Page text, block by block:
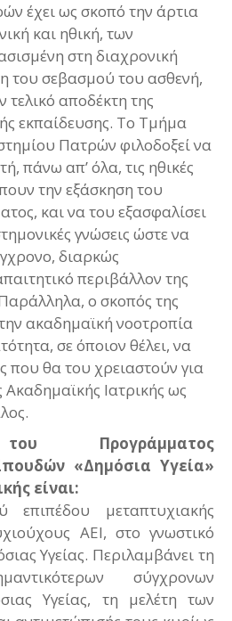
έχει ως σκοπό την άρτια
και ηθική, των
στη διαχρονική
του σεβασμού του ασθενή,
τελικό αποδέκτη της
εκπαίδευσης. Το Τμήμα
Πατρών φιλοδοξεί να
πάνω απ’ όλα, τις ηθικές
την εξάσκηση του
και να του εξασφαλίσει
γνώσεις ώστε να
διαρκώς
περιβάλλον της
ο σκοπός της
ακαδημαϊκή νοοτροπία
σε όποιον θέλει, να
που θα του χρειαστούν για
Ιατρικής ως
Προγράμματος
«Δημόσια Υγεία»
είναι:
μεταπτυχιακής
ΑΕΙ, στο γνωστικό
Υγείας. Περιλαμβάνει τη
σύγχρονων
Υγείας, τη μελέτη των